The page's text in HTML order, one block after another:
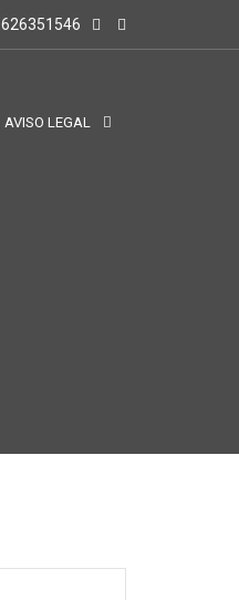
626351546
AVISO LEGAL